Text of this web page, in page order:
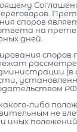
споров
на
дней.
либо
не
иных